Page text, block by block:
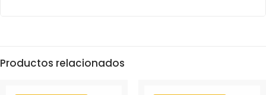
Productos relacionados